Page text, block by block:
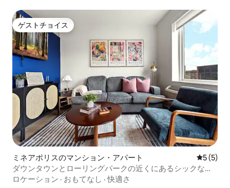
ゲストチョイス
ゲストチョイス
ミネアポリスのマンション・アパート レビュー
5 (5)
ダウンタウンとローリングパークの近くにあるシックな
LUXEの1ベッドルーム
ロケーション · おもてなし ·快適さ